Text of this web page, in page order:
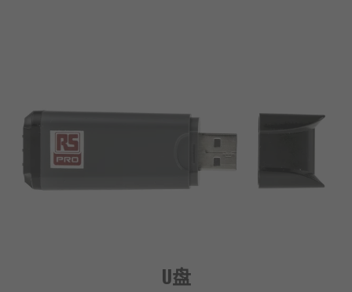
U盘